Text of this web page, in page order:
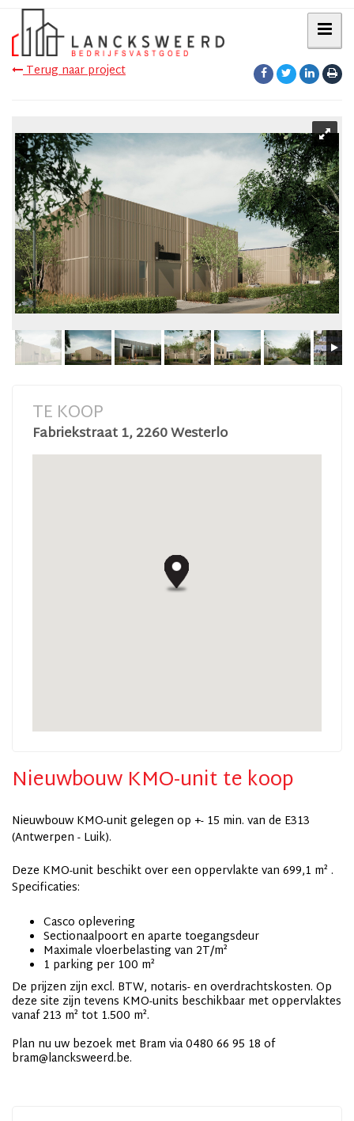
Terug naar project
TE KOOP
Fabriekstraat 1, 2260 Westerlo
Nieuwbouw KMO-unit te koop
Nieuwbouw KMO-unit gelegen op +- 15 min. van de E313
(Antwerpen - Luik).
Deze KMO-unit beschikt over een oppervlakte van 699,1 m² .
Specificaties:
Casco oplevering
Sectionaalpoort en aparte toegangsdeur
Maximale vloerbelasting van 2T/m²
1 parking per 100 m²
De prijzen zijn excl. BTW, notaris- en overdrachtskosten. Op
deze site zijn tevens KMO-units beschikbaar met oppervlaktes
vanaf 213 m² tot 1.500 m².
Plan nu uw bezoek met Bram via 0480 66 95 18 of
bram@lancksweerd.be.